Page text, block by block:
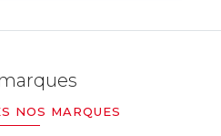
NOS MARQUES